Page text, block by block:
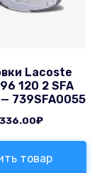
Lacoste
120 2 SFA
739SFA0055
₽
товар